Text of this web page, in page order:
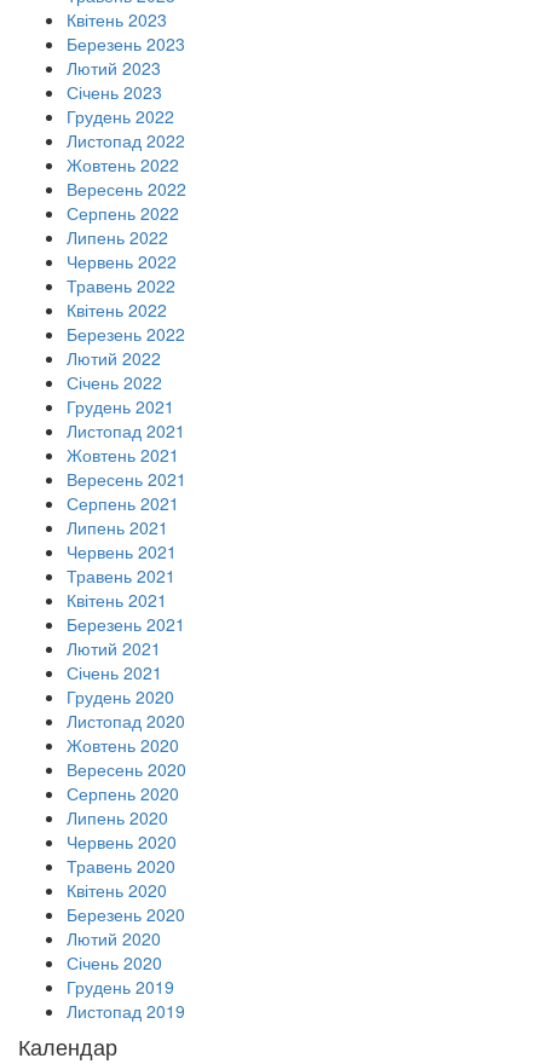
Квітень 2023
Березень 2023
Лютий 2023
Січень 2023
Грудень 2022
Листопад 2022
Жовтень 2022
Вересень 2022
Серпень 2022
Липень 2022
Червень 2022
Травень 2022
Квітень 2022
Березень 2022
Лютий 2022
Січень 2022
Грудень 2021
Листопад 2021
Жовтень 2021
Вересень 2021
Серпень 2021
Липень 2021
Червень 2021
Травень 2021
Квітень 2021
Березень 2021
Лютий 2021
Січень 2021
Грудень 2020
Листопад 2020
Жовтень 2020
Вересень 2020
Серпень 2020
Липень 2020
Червень 2020
Травень 2020
Квітень 2020
Березень 2020
Лютий 2020
Січень 2020
Грудень 2019
Листопад 2019
Календар